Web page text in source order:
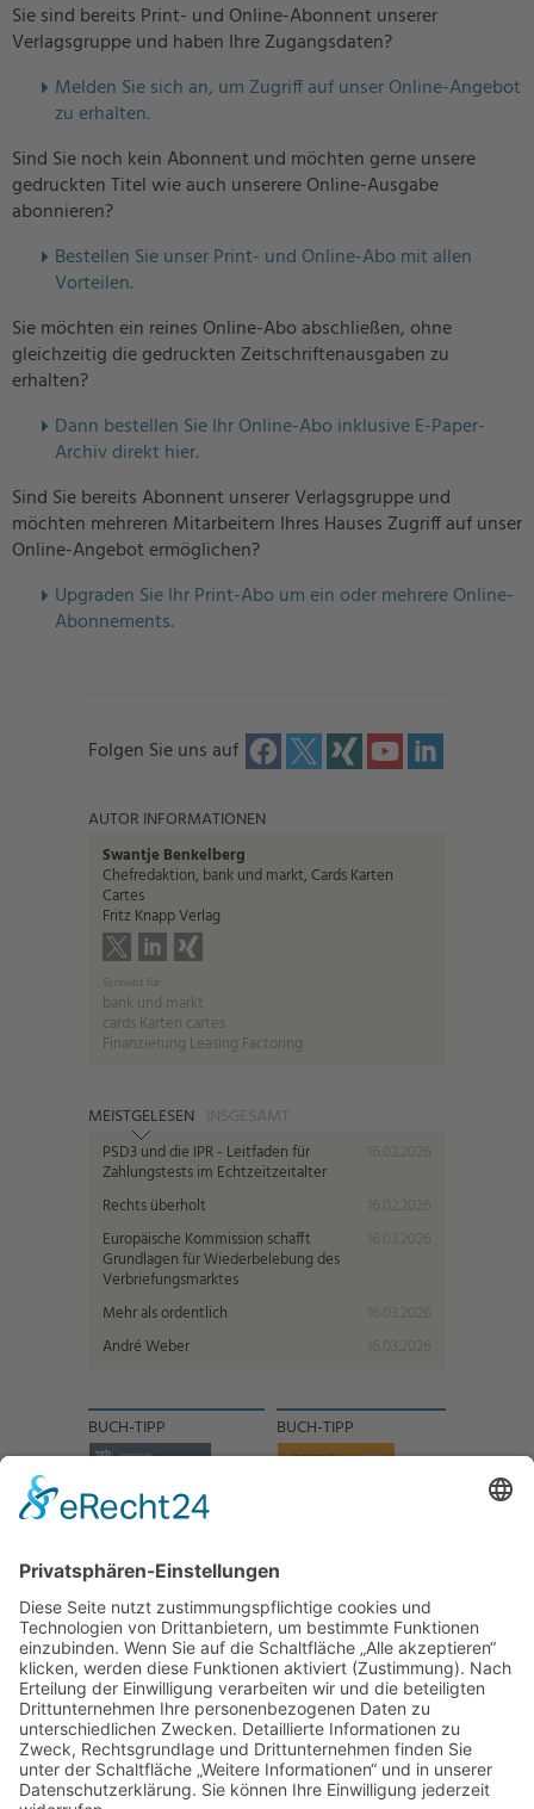
Sie sind bereits Print- und Online-Abonnent unserer
Verlagsgruppe und haben Ihre Zugangsdaten?
Melden Sie sich an, um Zugriff auf unser Online-Angebot
zu erhalten.
Sind Sie noch kein Abonnent und möchten gerne unsere
gedruckten Titel wie auch unserere Online-Ausgabe
abonnieren?
Bestellen Sie unser Print- und Online-Abo mit allen
Vorteilen.
Sie möchten ein reines Online-Abo abschließen, ohne
gleichzeitig die gedruckten Zeitschriftenausgaben zu
erhalten?
Dann bestellen Sie Ihr Online-Abo inklusive E-Paper-
Archiv direkt hier.
Sind Sie bereits Abonnent unserer Verlagsgruppe und
möchten mehreren Mitarbeitern Ihres Hauses Zugriff auf unser
Online-Angebot ermöglichen?
Upgraden Sie Ihr Print-Abo um ein oder mehrere Online-
Abonnements.
Folgen Sie uns auf
AUTOR INFORMATIONEN
Swantje Benkelberg
Chefredaktion, bank und markt, Cards Karten
Cartes
Fritz Knapp Verlag
Schreibt für:
bank und markt
cards Karten cartes
Finanzierung Leasing Factoring
MEISTGELESEN INSGESAMT
PSD3 und die IPR - Leitfaden für
Zahlungstests im Echtzeitzeitalter
Rechts überholt
Europäische Kommission schafft
Grundlagen für Wiederbelebung des
Verbriefungsmarktes
Mehr als ordentlich
André Weber
BUCH-TIPP BUCH-TIPP